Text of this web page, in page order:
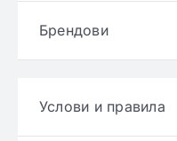
Брендови
Услови и правила